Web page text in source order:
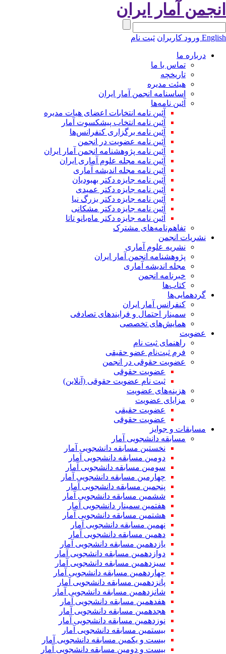
آمار ایران
ورود کاربران ثبت نام
درباره ما
تماس با ما
تاریخچه
هیئت مدیره
اساسنامه انجمن آمار ایران
آئین نامه‌ها
آئین نامه انتخابات اعضای هیات مدیره
آئین نامه انتخاب پیشکسوت آمار
آئین نامه برگزاری کنفرانس‌ها
آئین نامه عضویت در انجمن
آئین نامه پژوهشنامه انجمن آمار ایران
آئین نامه مجله علوم آماری ایران
آئین نامه مجله اندیشه آماری
آئین‌ نامه جایزه دکتر بهبودیان
آئین نامه جایزه دکتر عمیدی
آئین نامه جایزه دکتر بزرگ نیا
آئین نامه جایزه دکتر مشکانی
آئین نامه جایزه دکتر ماه‌بانو تاتا
تفاهم‌نامه‌های مشترک
نشریات انجمن
نشریه علوم آماری
پژوهشنامه انجمن آمار ایران
مجله اندیشه آماری
خبرنامه انجمن
کتاب‌ها
گردهمایی‌ها
کنفرانس آمار ایران
سمینار احتمال و فرایندهای تصادفی
همایش‌های تخصصی
عضویت
راهنمای ثبت نام
فرم ثبت‌نام عضو حقیقی
عضویت حقوقی در انجمن
عضویت حقوقی
ثبت نام عضویت حقوقی (آنلاین)
هزینه‌های عضویت
مزایای عضویت
عضویت حقیقی
عضویت حقوقی
مسابقات و جوایز
مسابقه دانشجویی آمار
نخستین مسابقه دانشجویی آمار
دومین مسابقه دانشجویی آمار
سومین مسابقه دانشجویی آمار
چهارمین مسابقه دانشجویی آمار
پنجمین مسابقه دانشجویی آمار
ششمین مسابقه دانشجویی آمار
هفتمین سمینار دانشجویی آمار
هشتمین مسابقه دانشجویی آمار
نهمین مسابقه دانشجویی آمار
دهمین مسابقه دانشجویی آمار
یازدهمین مسابقه دانشجویی آمار
دوازدهمین مسابقه دانشجویی آمار
سیزدهمین مسابقه دانشجویی آمار
چهاردهمین مسابقه دانشجویی آمار
پانزدهمین مسابقه دانشجویی آمار
شانزدهمین مسابقه دانشجویی آمار
هفدهمین مسابقه دانشجویی آمار
هجدهمین مسابقه دانشجویی آمار
نوزدهمین مسابقه دانشجویی آمار
بیستمین مسابقه دانشجویی آمار
بیست و یکمین مسابقه دانشجویی آمار
بیست و دومین مسابقه دانشجویی آمار